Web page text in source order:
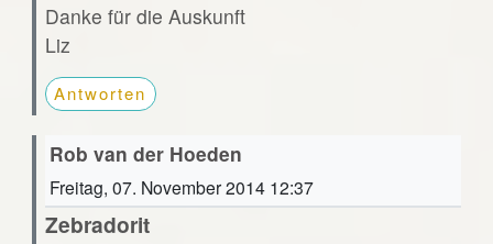
Danke für die Auskunft
Liz
Antworten
Rob van der Hoeden
Freitag, 07. November 2014 12:37
Zebradorit